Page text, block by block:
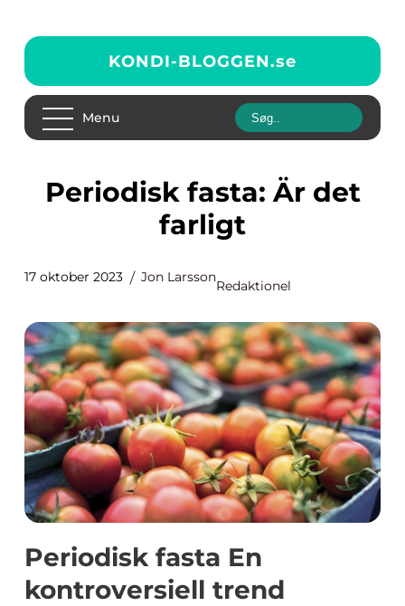
KONDI-BLOGGEN.se
Menu
Periodisk fasta: Är det
farligt
17 oktober 2023 Jon Larsson
Redaktionel
Periodisk fasta En
kontroversiell trend